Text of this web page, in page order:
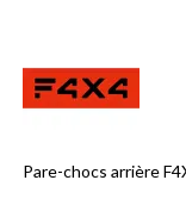
Pare-chocs arrière